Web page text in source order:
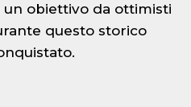
un obiettivo da ottimisti
questo storico